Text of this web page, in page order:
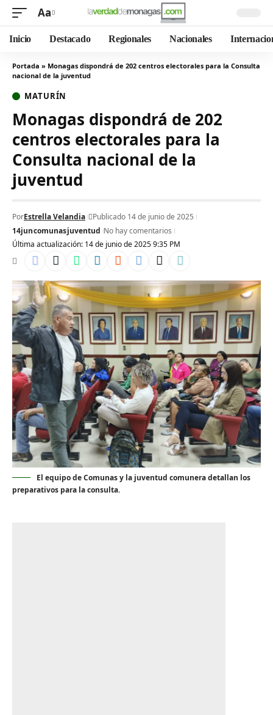
Aa
Inicio Destacado Regionales Nacionales
Portada » Monagas dispondrá de 202 centros electorales para la Consulta
nacional de la juventud
MATURÍN
Monagas dispondrá de 202
centros electorales para la
Consulta nacional de la
juventud
Última actualización: 14 de junio de 2025 9:35 PM
PorEstrella Velandia
Publicado 14 de junio de 2025
14juncomunasjuventud No hay comentarios
El equipo de Comunas y la juventud comunera detallan los
preparativos para la consulta.